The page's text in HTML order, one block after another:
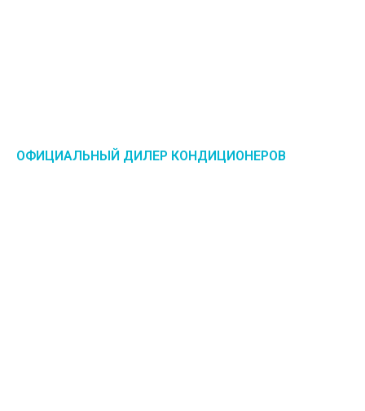
ОФИЦИАЛЬНЫЙ ДИЛЕР КОНДИЦИОНЕРОВ